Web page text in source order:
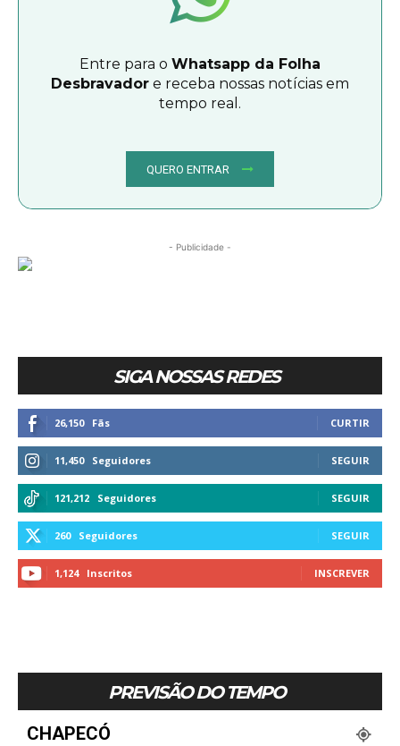
Entre para o Whatsapp da Folha
Desbravador e receba nossas notícias em
tempo real.
QUERO ENTRAR
- Publicidade -
SIGA NOSSAS REDES
26,150 Fãs CURTIR
11,450 Seguidores SEGUIR
121,212 Seguidores SEGUIR
260 Seguidores SEGUIR
1,124 Inscritos INSCREVER
PREVISÃO DO TEMPO
CHAPECÓ